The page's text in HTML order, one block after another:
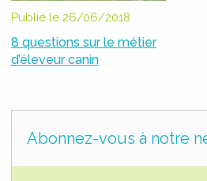
Publié le 26/06/2018
8 questions sur le métier
d’éleveur canin
Abonnez-vous à notre